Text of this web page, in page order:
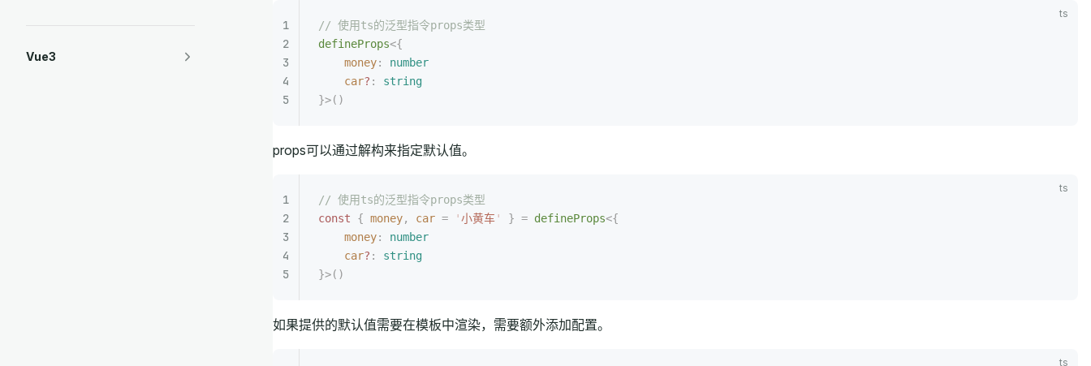
Vue3
// 使用ts的泛型指令props类型
defineProps<{
    money
: number
    car
? : string
}>()
props可以通过解构来指定默认值。
// 使用ts的泛型指令props类型
const { money, car = '小黄车' } = defineProps<{
    money
: number
    car
? : string
}>()
如果提供的默认值需要在模板中渲染，需要额外添加配置。